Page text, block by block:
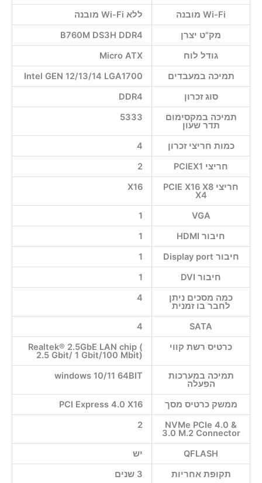
Wi-Fi מובנה
ללא Wi-Fi מובנה
מק"ט יצרן
B760M DS3H DDR4
גודל לוח
Micro ATX
תמיכה במעבדים
Intel GEN 12/13/14 LGA1700
סוג זכרון
DDR4
תמיכה במקסימום
תדר שעון
5333
כמות חריצי זכרון
4
חריצי PCIEX1
2
חריצי PCIE X16 X8
X4
X16
VGA
1
חיבור HDMI
1
חיבור Display port
1
חיבור DVI
1
כמה מסכים ניתן
לחבר בו זמנית
4
SATA
4
כרטיס רשת קווי
Realtek® 2.5GbE LAN chip (
2.5 Gbit/ 1 Gbit/100 Mbit)
תמיכה במערכות
הפעלה
windows 10/11 64BIT
ממשק כרטיס מסך
PCI Express 4.0 X16
NVMe PCIe 4.0 &
3.0 M.2 Connector
2
QFLASH
יש
תקופת אחריות
3 שנים